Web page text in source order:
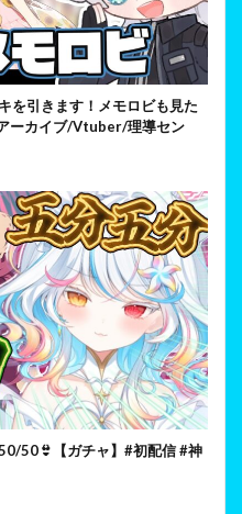
を引きます！メモロビも見た
ーカイブ/Vtuber/理導セン
50👙【ガチャ】#初配信 #神